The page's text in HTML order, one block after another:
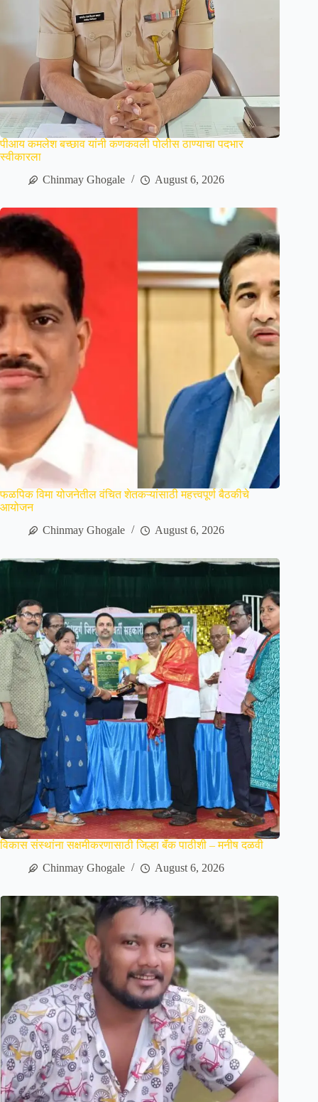
पीआय कमलेश बच्छाव यांनी कणकवली पोलीस ठाण्याचा पदभार
स्वीकारला
Chinmay Ghogale
August 6, 2026
फळपिक विमा योजनेतील वंचित शेतकऱ्यांसाठी महत्त्वपूर्ण बैठकीचे
आयोजन
Chinmay Ghogale
August 6, 2026
विकास संस्थांना सक्षमीकरणासाठी जिल्हा बॅंक पाठीशी – मनीष दळवी
Chinmay Ghogale
August 6, 2026